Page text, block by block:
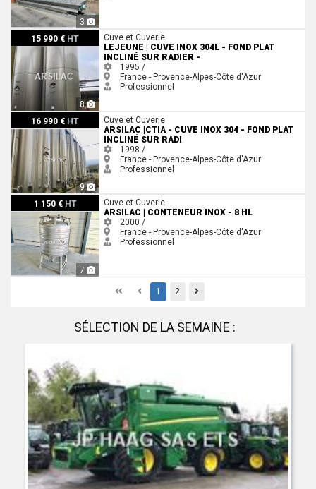
3
15 990 € HT
8
LEJEUNE | Cuve inox 304L - Fond plat incliné sur radier -
Cuve et Cuverie
LEJEUNE | CUVE INOX 304L - FOND PLAT
INCLINÉ SUR RADIER -
1995 /
France - Provence-Alpes-Côte d'Azur
Professionnel
16 990 € HT
9
ARSILAC |CTIA - Cuve inox 304 - Fond plat incliné sur radi
Cuve et Cuverie
ARSILAC |CTIA - CUVE INOX 304 - FOND PLAT
INCLINÉ SUR RADI
1998 /
France - Provence-Alpes-Côte d'Azur
Professionnel
1 150 € HT
7
ARSILAC | Conteneur inox - 8 HLCuve et Cuverie
ARSILAC | CONTENEUR INOX - 8 HL
2000 /
France - Provence-Alpes-Côte d'Azur
Professionnel
FirstPrevious
1 2 Previous
SÉLECTION DE LA SEMAINE :